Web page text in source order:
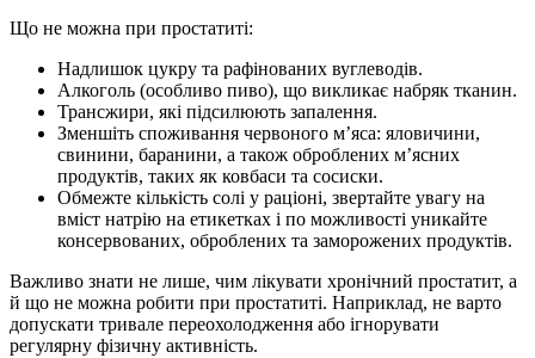
Що не можна при простатиті:
Надлишок цукру та рафінованих вуглеводів.
Алкоголь (особливо пиво), що викликає набряк тканин.
Трансжири, які підсилюють запалення.
Зменшіть споживання червоного м’яса: яловичини,
свинини, баранини, а також оброблених м’ясних
продуктів, таких як ковбаси та сосиски.
Обмежте кількість солі у раціоні, звертайте увагу на
вміст натрію на етикетках і по можливості уникайте
консервованих, оброблених та заморожених продуктів.
Важливо знати не лише, чим лікувати хронічний простатит, а
й що не можна робити при простатиті. Наприклад, не варто
допускати тривале переохолодження або ігнорувати
регулярну фізичну активність.